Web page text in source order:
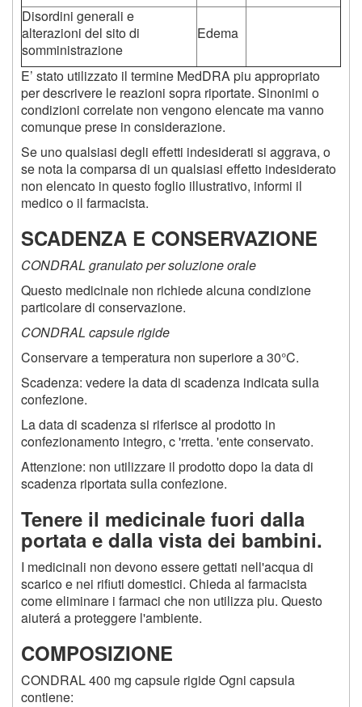
Disordini generali e
alterazioni del sito di
somministrazione
Edema
E’ stato utilizzato il termine MedDRA piu appropriato
per descrivere le reazioni sopra riportate. Sinonimi o
condizioni correlate non vengono elencate ma vanno
comunque prese in considerazione.
Se uno qualsiasi degli effetti indesiderati si aggrava, o
se nota la comparsa di un qualsiasi effetto indesiderato
non elencato in questo foglio illustrativo, informi il
medico o il farmacista.
SCADENZA E CONSERVAZIONE
CONDRAL granulato per soluzione orale
Questo medicinale non richiede alcuna condizione
particolare di conservazione.
CONDRAL capsule rigide
Conservare a temperatura non superiore a 30°C.
Scadenza: vedere la data di scadenza indicata sulla
confezione.
La data di scadenza si riferisce al prodotto in
confezionamento integro, c 'rretta. 'ente conservato.
Attenzione: non utilizzare il prodotto dopo la data di
scadenza riportata sulla confezione.
Tenere il medicinale fuori dalla
portata e dalla vista dei bambini.
I medicinali non devono essere gettati nell'acqua di
scarico e nei rifiuti domestici. Chieda al farmacista
come eliminare i farmaci che non utilizza piu. Questo
aiuterá a proteggere l'ambiente.
COMPOSIZIONE
CONDRAL 400 mg capsule rigide Ogni capsula
contiene: